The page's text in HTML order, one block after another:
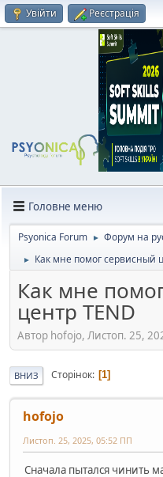
Увійти Реєстрація
Головне меню
Psyonica Forum ► Форум на
► Как мне помог сервисный
Как мне
центр TEND
Автор hofojo, Листоп. 25,
ВНИЗ Сторінок 1
hofojo
Листоп. 25, 2025, 05:52 ПП
Сначала пытался чинить